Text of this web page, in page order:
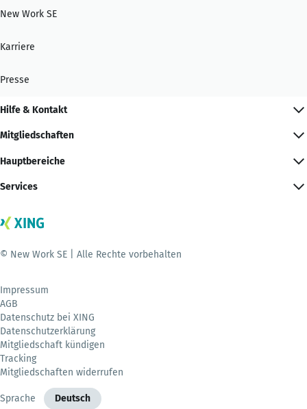
New Work SE
Karriere
Presse
Hilfe & Kontakt
Mitgliedschaften
Hauptbereiche
Services
© New Work SE | Alle Rechte vorbehalten
Impressum
AGB
Datenschutz bei XING
Datenschutzerklärung
Mitgliedschaft kündigen
Tracking
Mitgliedschaften widerrufen
Sprache Deutsch